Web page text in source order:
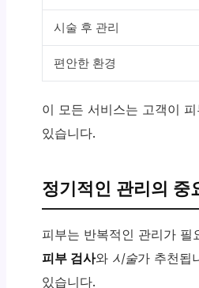
시술 후 관리
편안한 환경
이 모든 서비스는 고객이
있습니다.
정기적인 관리의 중
피부는 반복적인 관리가 필
피부 검사와 시술가 추천됩
있습니다.